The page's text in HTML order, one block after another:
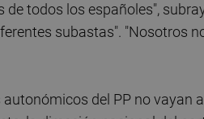
todos los españoles",
subastas". "Nosotros
del PP no vayan